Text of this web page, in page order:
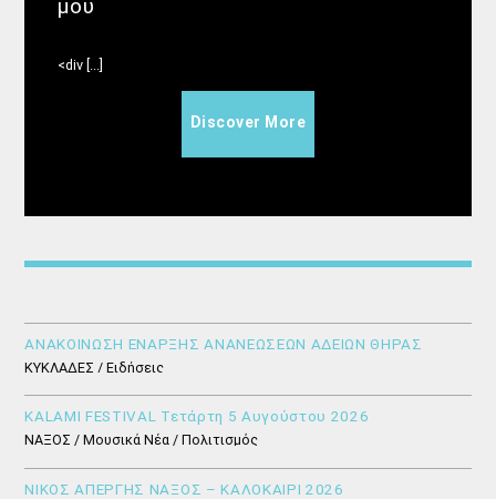
μου
<div [...]
Discover More
ΑΝΑΚΟΙΝΩΣΗ ΕΝΑΡΞΗΣ ΑΝΑΝΕΩΣΕΩΝ ΑΔΕΙΩΝ ΘΗΡΑΣ
ΚΥΚΛΑΔΕΣ / Ειδήσεις
KALAMI FESTIVAL Τετάρτη 5 Αυγούστου 2026
ΝΑΞΟΣ / Μουσικά Νέα / Πολιτισμός
ΝΙΚΟΣ ΑΠΕΡΓΗΣ ΝΑΞΟΣ – ΚΑΛΟΚΑΙΡΙ 2026